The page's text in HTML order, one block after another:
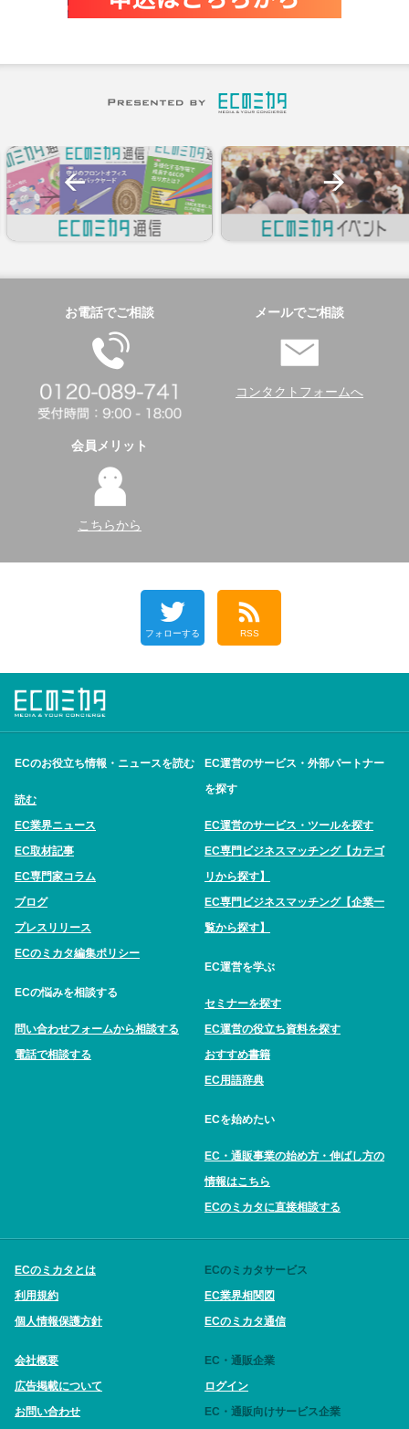
お電話でご相談 メールでご相談
コンタクトフォームへ
会員メリット
こちらから
フォローする RSS
ECのお役立ち情報・ニュースを読む
読む
EC業界ニュース
EC取材記事
EC専門家コラム
ブログ
プレスリリース
ECのミカタ編集ポリシー
ECの悩みを相談する
問い合わせフォームから相談する
電話で相談する
EC運営のサービス・外部パートナー
を探す
EC運営のサービス・ツールを探す
EC専門ビジネスマッチング【カテゴ
リから探す】
EC専門ビジネスマッチング【企業一
覧から探す】
EC運営を学ぶ
セミナーを探す
EC運営の役立ち資料を探す
おすすめ書籍
EC用語辞典
ECを始めたい
EC・通販事業の始め方・伸ばし方の
情報はこちら
ECのミカタに直接相談する
ECのミカタとは
利用規約
個人情報保護方針
会社概要
広告掲載について
お問い合わせ
ECのミカタサービス
EC業界相関図
ECのミカタ通信
EC・通販企業
ログイン
EC・通販向けサービス企業